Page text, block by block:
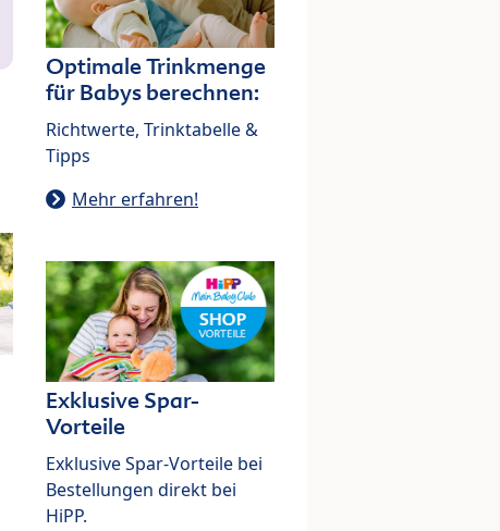
Optimale Trinkmenge
für Babys berechnen:
Richtwerte, Trinktabelle &
Tipps
Mehr erfahren!
Exklusive Spar-
Vorteile
Exklusive Spar-Vorteile bei
Bestellungen direkt bei
HiPP.